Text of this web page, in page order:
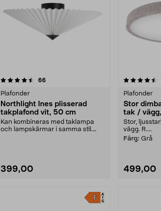
66recensioner
Plafonder
Northlight Ines plisserad
takplafond vit, 50 cm
Kan kombineras med taklampa
och lampskärmar i samma stil.
399,00
4.5 av 5 stjärnor
Plafonder
Stor
tak /
Stor,
vägg. R....
Färg: Grå
499,00